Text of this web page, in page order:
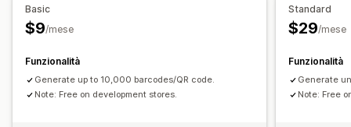
Basic
$9/mese
Funzionalità
Generate up to 10,000 barcodes/QR code.
Note: Free on development stores.
Standard
$29/mese
Funzionalità
Generate
Note: Free